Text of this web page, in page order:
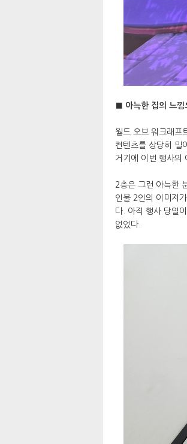
■ 아늑한 집의 느낌
월드 오브 워크래프
컨텐츠를 상당히 밀
거기에 이번 행사의
2층은 그런 아늑한
인물 2인의 이미지
다. 아직 행사 당일
없었다.